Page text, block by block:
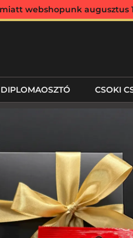
webshopunk augusztus
DIPLOMAOSZTÓ CSOKI